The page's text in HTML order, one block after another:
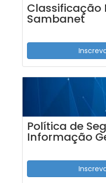
Classificação
Sambanet
Política de
Informação